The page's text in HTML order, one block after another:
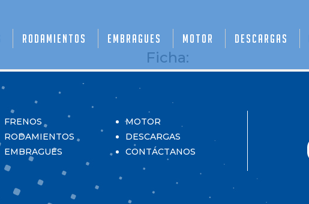
Rodamientos Embragues Motor Descargas
Ficha:
FRENOS
RODAMIENTOS
EMBRAGUES
MOTOR
DESCARGAS
CONTÁCTANOS